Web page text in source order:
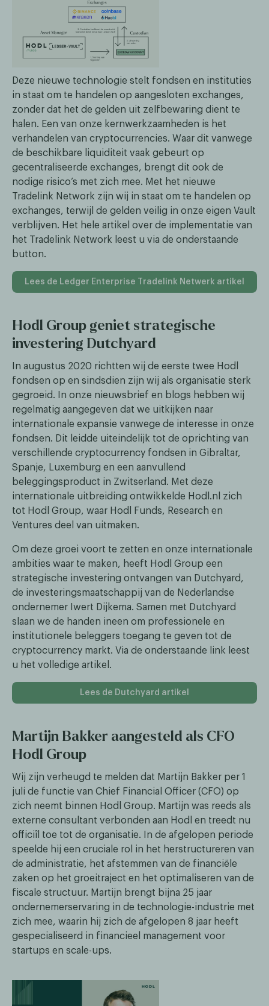
Deze nieuwe technologie stelt fondsen en instituties
in staat om te handelen op aangesloten exchanges,
zonder dat het de gelden uit zelfbewaring dient te
halen. Een van onze kernwerkzaamheden is het
verhandelen van cryptocurrencies. Waar dit vanwege
de beschikbare liquiditeit vaak gebeurt op
gecentraliseerde exchanges, brengt dit ook de
nodige risico’s met zich mee. Met het nieuwe
Tradelink Network zijn wij in staat om te handelen op
exchanges, terwijl de gelden veilig in onze eigen Vault
verblijven. Het hele artikel over de implementatie van
het Tradelink Network leest u via de onderstaande
button.
Lees de Ledger Enterprise Tradelink Netwerk artikel
Hodl Group geniet strategische
investering Dutchyard
In augustus 2020 richtten wij de eerste twee Hodl
fondsen op en sindsdien zijn wij als organisatie sterk
gegroeid. In onze nieuwsbrief en blogs hebben wij
regelmatig aangegeven dat we uitkijken naar
internationale expansie vanwege de interesse in onze
fondsen. Dit leidde uiteindelijk tot de oprichting van
verschillende cryptocurrency fondsen in Gibraltar,
Spanje, Luxemburg en een aanvullend
beleggingsproduct in Zwitserland. Met deze
internationale uitbreiding ontwikkelde Hodl.nl zich
tot Hodl Group, waar Hodl Funds, Research en
Ventures deel van uitmaken.
Om deze groei voort te zetten en onze internationale
ambities waar te maken, heeft Hodl Group een
strategische investering ontvangen van Dutchyard,
de investeringsmaatschappij van de Nederlandse
ondernemer Iwert Dijkema. Samen met Dutchyard
slaan we de handen ineen om professionele en
institutionele beleggers toegang te geven tot de
cryptocurrency markt. Via de onderstaande link leest
u het volledige artikel.
Lees de Dutchyard artikel
Martijn Bakker aangesteld als CFO
Hodl Group
Wij zijn verheugd te melden dat Martijn Bakker per 1
juli de functie van Chief Financial Officer (CFO) op
zich neemt binnen Hodl Group. Martijn was reeds als
externe consultant verbonden aan Hodl en treedt nu
officiîl toe tot de organisatie. In de afgelopen periode
speelde hij een cruciale rol in het herstructureren van
de administratie, het afstemmen van de financiële
zaken op het groeitraject en het optimaliseren van de
fiscale structuur. Martijn brengt bijna 25 jaar
ondernemerservaring in de technologie-industrie met
zich mee, waarin hij zich de afgelopen 8 jaar heeft
gespecialiseerd in financieel management voor
startups en scale-ups.